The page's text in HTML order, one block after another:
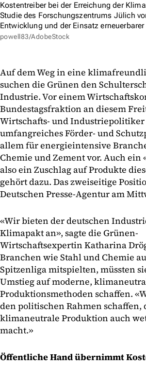
Kostentreiber bei der Erreichung der
Studie des Forschungszentrums Jülich
Entwicklung und der Einsatz
powell83/AdobeStock
Auf dem Weg in eine
suchen die Grünen den
Industrie. Vor einem
Bundestagsfraktion an diesem
Wirtschafts- und
umfangreiches Förder- und
allem für energieintensive
Chemie und Zement vor. Auch ein
also ein Zuschlag auf Produkte
gehört dazu. Das zweiseitige
Deutschen Presse-Agentur am
«Wir bieten der deutschen
Klimapakt an», sagte die Grünen-
Wirtschaftsexpertin Katharina
Branchen wie Stahl und Chemie
Spitzenliga mitspielten, müssten
Umstieg auf moderne,
Produktionsmethoden schaffen.
den politischen Rahmen schaffen,
klimaneutrale Produktion auch
macht.»
Öffentliche Hand übernimmt